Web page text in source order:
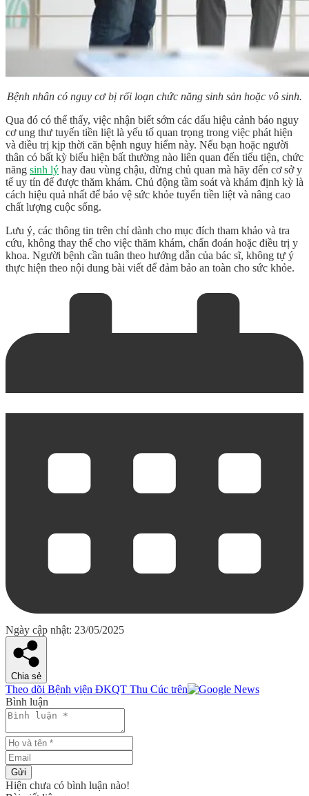
Bệnh nhân có nguy cơ bị rối loạn chức năng sinh sản hoặc vô sinh.
Qua đó có thể thấy, việc nhận biết sớm các dấu hiệu cảnh báo nguy
cơung thư tuyến tiền liệt là yếu tố quan trọng trong việc phát hiện
và điều trị kịp thời căn bệnh nguy hiểm này. Nếu bạn hoặc người
thân có bất kỳ biểu hiện bất thường nào liên quan đến tiểu tiện, chức
năng sinh lý hay đau vùng chậu, đừng chủ quan mà hãy đến cơ sở y
tế uy tín để được thăm khám. Chủ động tầm soát và khám định kỳ là
cách hiệu quả nhất để bảo vệ sức khỏe tuyến tiền liệt và nâng cao
chất lượng cuộc sống.
Lưu ý, các thông tin trên chỉ dành cho mục đích tham khảo và tra
cứu, không thay thế cho việc thăm khám, chẩn đoán hoặc điều trị y
khoa. Người bệnh cần tuân theo hướng dẫn của bác sĩ, không tự ý
thực hiện theo nội dung bài viết để đảm bảo an toàn cho sức khỏe.
Ngày cập nhật: 23/05/2025
Chia sẻ
Theo dõi Bệnh viện ĐKQT Thu Cúc trên
Bình luận
Gửi
Hiện chưa có bình luận nào!